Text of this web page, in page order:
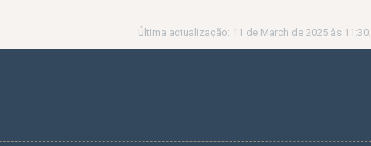
Última actualização: 11 de March de 2025 às 11:30.